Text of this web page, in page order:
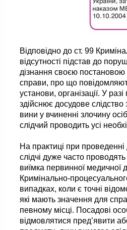
Відповідно до ст. 99
відсутності підстав до
дізнання своєю
справи, про що
установи, організації. У
здійснює досудове
вини у вчиненні злочину
слідчий проводить усі
На практиці при
слідчі дуже часто
виїмка первинної медичної
Кримінально-
випадках, коли є точні
які мають значення для
певному місці. Посадові
відмовлятися пред’явити